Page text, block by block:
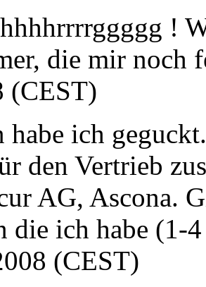
!
die mir noch
(CEST)
habe ich
den Vertrieb
AG, Ascona.
die ich habe (1-
(CEST)